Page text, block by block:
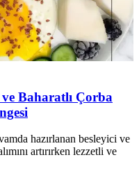
Baharatlı Çorba
hazırlanan besleyici ve
artırırken lezzetli ve